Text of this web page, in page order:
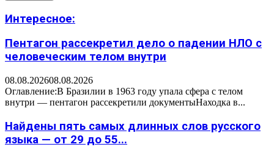
Интересное:
Пентагон рассекретил дело о падении НЛО с
человеческим телом внутри
08.08.202608.08.2026
Оглавление:В Бразилии в 1963 году упала сфера с телом
внутри — пентагон рассекретили документыНаходка в...
Найдены пять самых длинных слов русского
языка — от 29 до 55...